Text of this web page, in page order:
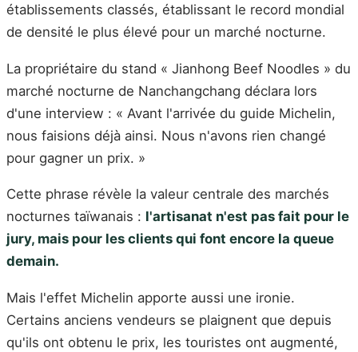
établissements classés, établissant le record mondial
de densité le plus élevé pour un marché nocturne.
La propriétaire du stand « Jianhong Beef Noodles » du
marché nocturne de Nanchangchang déclara lors
d'une interview : « Avant l'arrivée du guide Michelin,
nous faisions déjà ainsi. Nous n'avons rien changé
pour gagner un prix. »
Cette phrase révèle la valeur centrale des marchés
nocturnes taïwanais : l'artisanat n'est pas fait pour le
jury, mais pour les clients qui font encore la queue
demain.
Mais l'effet Michelin apporte aussi une ironie.
Certains anciens vendeurs se plaignent que depuis
qu'ils ont obtenu le prix, les touristes ont augmenté,